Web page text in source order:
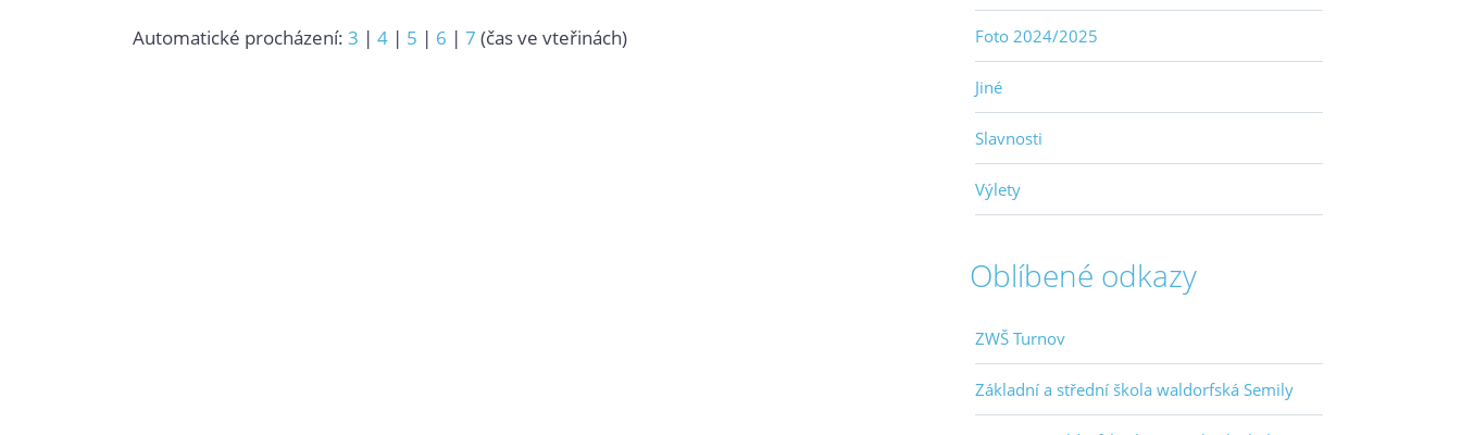
Automatické procházení: 3 | 4 | 5 | 6 | 7 (čas ve vteřinách) Foto 2024/2025
Jiné
Slavnosti
Výlety
Oblíbené odkazy
ZWŠ Turnov
Základní a střední škola waldorfská Semily